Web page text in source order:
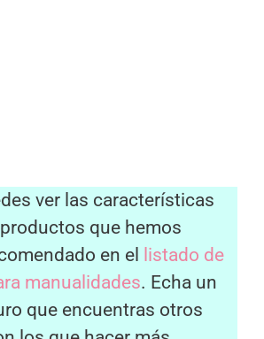
ver las características
que hemos
en el
listado de
manualidades. Echa un
que encuentras otros